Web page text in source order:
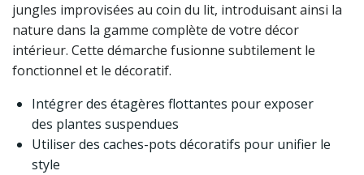
jungles improvisées au coin du lit, introduisant ainsi la
nature dans la gamme complète de votre décor
intérieur. Cette démarche fusionne subtilement le
fonctionnel et le décoratif.
Intégrer des étagères flottantes pour exposer
des plantes suspendues
Utiliser des caches-pots décoratifs pour unifier le
style